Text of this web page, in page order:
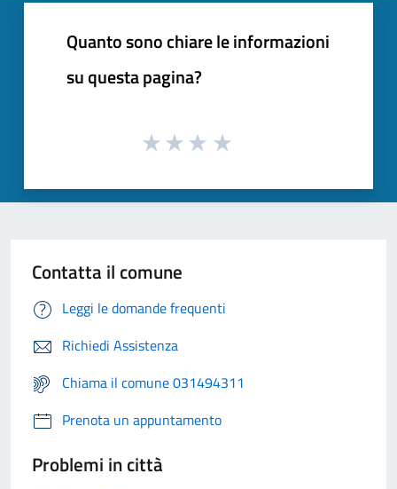
Quanto sono chiare le informazioni
su questa pagina?
Contatta il comune
Leggi le domande frequenti
Richiedi Assistenza
Chiama il comune 031494311
Prenota un appuntamento
Problemi in città